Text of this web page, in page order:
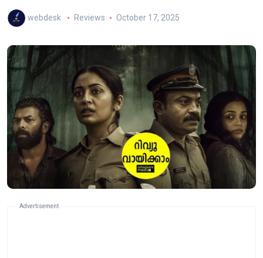
webdesk Reviews October 17, 2025
Advertisement